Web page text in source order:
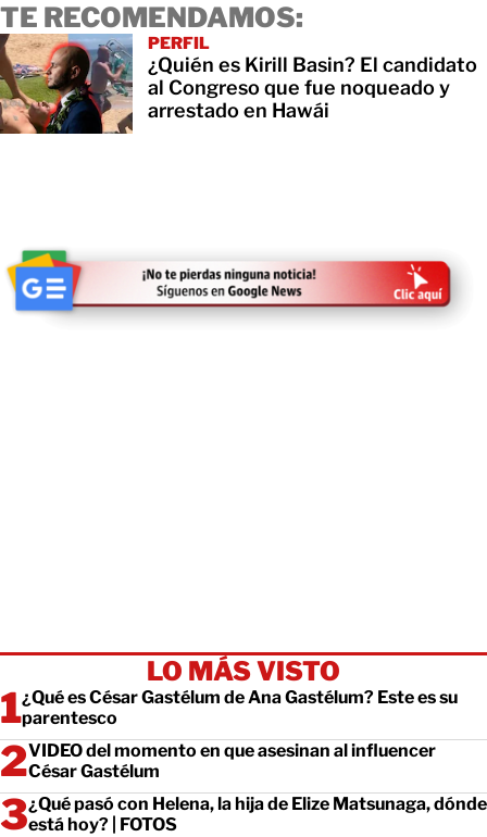
TE RECOMENDAMOS:
PERFIL
¿Quién es Kirill Basin? El candidato
al Congreso que fue noqueado y
arrestado en Hawái
LO MÁS VISTO
¿Qué es César Gastélum de Ana Gastélum? Este es su
parentesco
VIDEO del momento en que asesinan al influencer
César Gastélum
¿Qué pasó con Helena, la hija de Elize Matsunaga, dónde
está hoy? | FOTOS